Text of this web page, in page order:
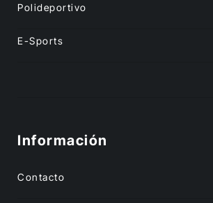
Polideportivo
E-Sports
Información
Contacto